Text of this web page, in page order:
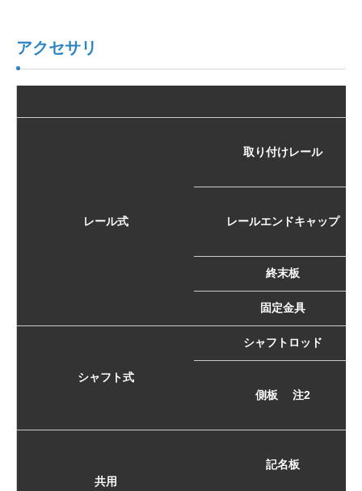
アクセサリ
レール式
取り付けレール
レールエンドキャップ
終末板
固定金具
シャフト式
シャフトロッド
側板 注2
共用
記名板